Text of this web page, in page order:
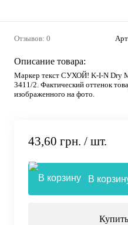
Отзывов: 0
Описание товара:
Маркер текст СУХОЙ! K-I-N
3411/2. Фактический оттенок
изображенного на фото.
43,60 грн. / шт.
В